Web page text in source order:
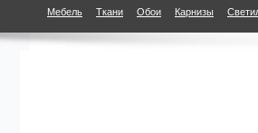
Мебель Ткани Обои Карнизы